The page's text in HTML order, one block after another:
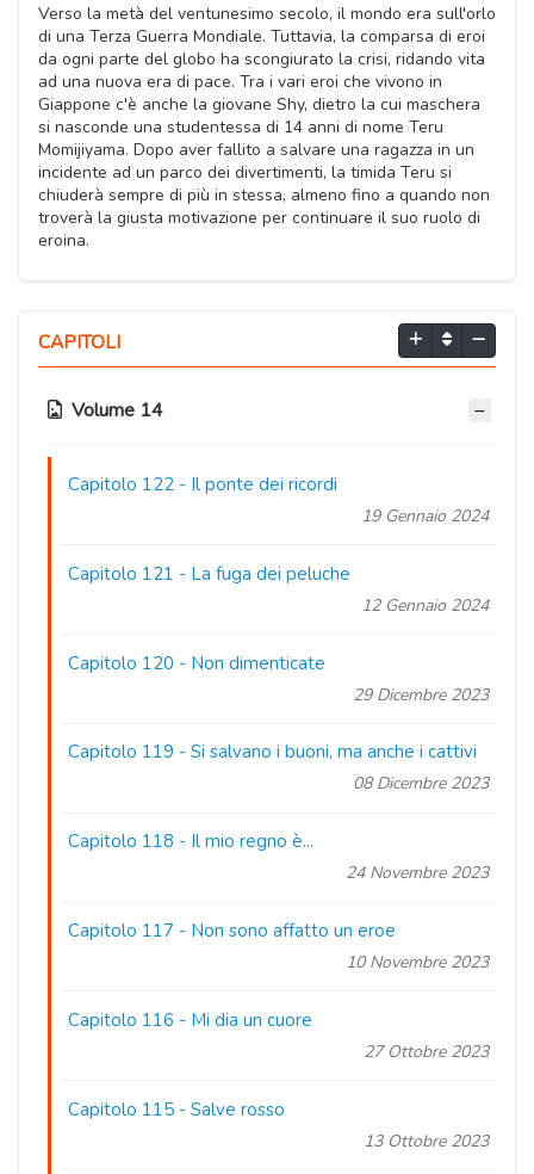
Verso la metà del ventunesimo secolo, il mondo era sull'orlo
di una Terza Guerra Mondiale. Tuttavia, la comparsa di eroi
da ogni parte del globo ha scongiurato la crisi, ridando vita
ad una nuova era di pace. Tra i vari eroi che vivono in
Giappone c'è anche la giovane Shy, dietro la cui maschera
si nasconde una studentessa di 14 anni di nome Teru
Momijiyama. Dopo aver fallito a salvare una ragazza in un
incidente ad un parco dei divertimenti, la timida Teru si
chiuderà sempre di più in stessa, almeno fino a quando non
troverà la giusta motivazione per continuare il suo ruolo di
eroina.
CAPITOLI
Volume 14
Capitolo 122 - Il ponte dei ricordi
19 Gennaio 2024
Capitolo 121 - La fuga dei peluche
12 Gennaio 2024
Capitolo 120 - Non dimenticate
29 Dicembre 2023
Capitolo 119 - Si salvano i buoni, ma anche i cattivi
08 Dicembre 2023
Capitolo 118 - Il mio regno è...
24 Novembre 2023
Capitolo 117 - Non sono affatto un eroe
10 Novembre 2023
Capitolo 116 - Mi dia un cuore
27 Ottobre 2023
Capitolo 115 - Salve rosso
13 Ottobre 2023